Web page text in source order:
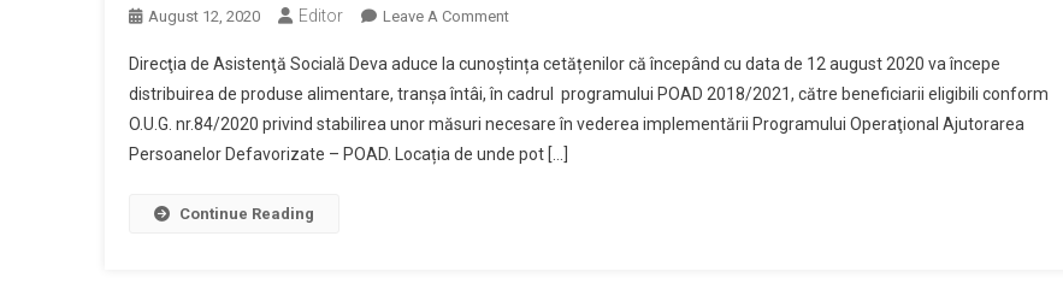
August 12, 2020 Editor Leave A CommentOn
De
Asistenta
Sociala
Deva
Direcţia de Asistenţă Socială Deva aduce la cunoștința cetățenilor că începând cu data de 12 august 2020 va începe
distribuirea de produse alimentare, tranșa întâi, în cadrul programului POAD 2018/2021, către beneficiarii eligibili conform
O.U.G. nr.84/2020 privind stabilirea unor măsuri necesare în vederea implementării Programului Operaţional Ajutorarea
Persoanelor Defavorizate – POAD. Locația de unde pot […]
Continue Reading